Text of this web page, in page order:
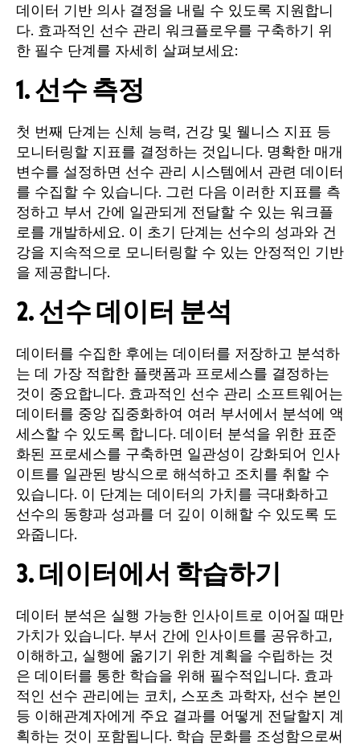
데이터 기반 의사 결정을 내릴 수 있도록 지원합니
다. 효과적인 선수 관리 워크플로우를 구축하기 위
한 필수 단계를 자세히 살펴보세요:
1. 선수 측정
첫 번째 단계는 신체 능력, 건강 및 웰니스 지표 등
모니터링할 지표를 결정하는 것입니다. 명확한 매개
변수를 설정하면 선수 관리 시스템에서 관련 데이터
를 수집할 수 있습니다. 그런 다음 이러한 지표를 측
정하고 부서 간에 일관되게 전달할 수 있는 워크플
로를 개발하세요. 이 초기 단계는 선수의 성과와 건
강을 지속적으로 모니터링할 수 있는 안정적인 기반
을 제공합니다.
2. 선수 데이터 분석
데이터를 수집한 후에는 데이터를 저장하고 분석하
는 데 가장 적합한 플랫폼과 프로세스를 결정하는
것이 중요합니다. 효과적인 선수 관리 소프트웨어는
데이터를 중앙 집중화하여 여러 부서에서 분석에 액
세스할 수 있도록 합니다. 데이터 분석을 위한 표준
화된 프로세스를 구축하면 일관성이 강화되어 인사
이트를 일관된 방식으로 해석하고 조치를 취할 수
있습니다. 이 단계는 데이터의 가치를 극대화하고
선수의 동향과 성과를 더 깊이 이해할 수 있도록 도
와줍니다.
3. 데이터에서 학습하기
데이터 분석은 실행 가능한 인사이트로 이어질 때만
가치가 있습니다. 부서 간에 인사이트를 공유하고,
이해하고, 실행에 옮기기 위한 계획을 수립하는 것
은 데이터를 통한 학습을 위해 필수적입니다. 효과
적인 선수 관리에는 코치, 스포츠 과학자, 선수 본인
등 이해관계자에게 주요 결과를 어떻게 전달할지 계
획하는 것이 포함됩니다. 학습 문화를 조성함으로써